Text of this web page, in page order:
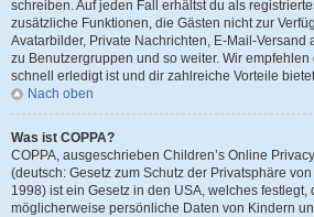
schreiben. Auf jeden Fall erhältst du als
zusätzliche Funktionen, die Gästen nicht zur
Avatarbilder, Private Nachrichten, E-Mail-Versand
zu Benutzergruppen und so weiter. Wir
schnell erledigt ist und dir zahlreiche Vorteile
Nach oben
Was ist COPPA?
COPPA, ausgeschrieben Children’s Online
(deutsch: Gesetz zum Schutz der Privatsphäre
1998) ist ein Gesetz in den USA, welches festlegt,
möglicherweise persönliche Daten von Kindern